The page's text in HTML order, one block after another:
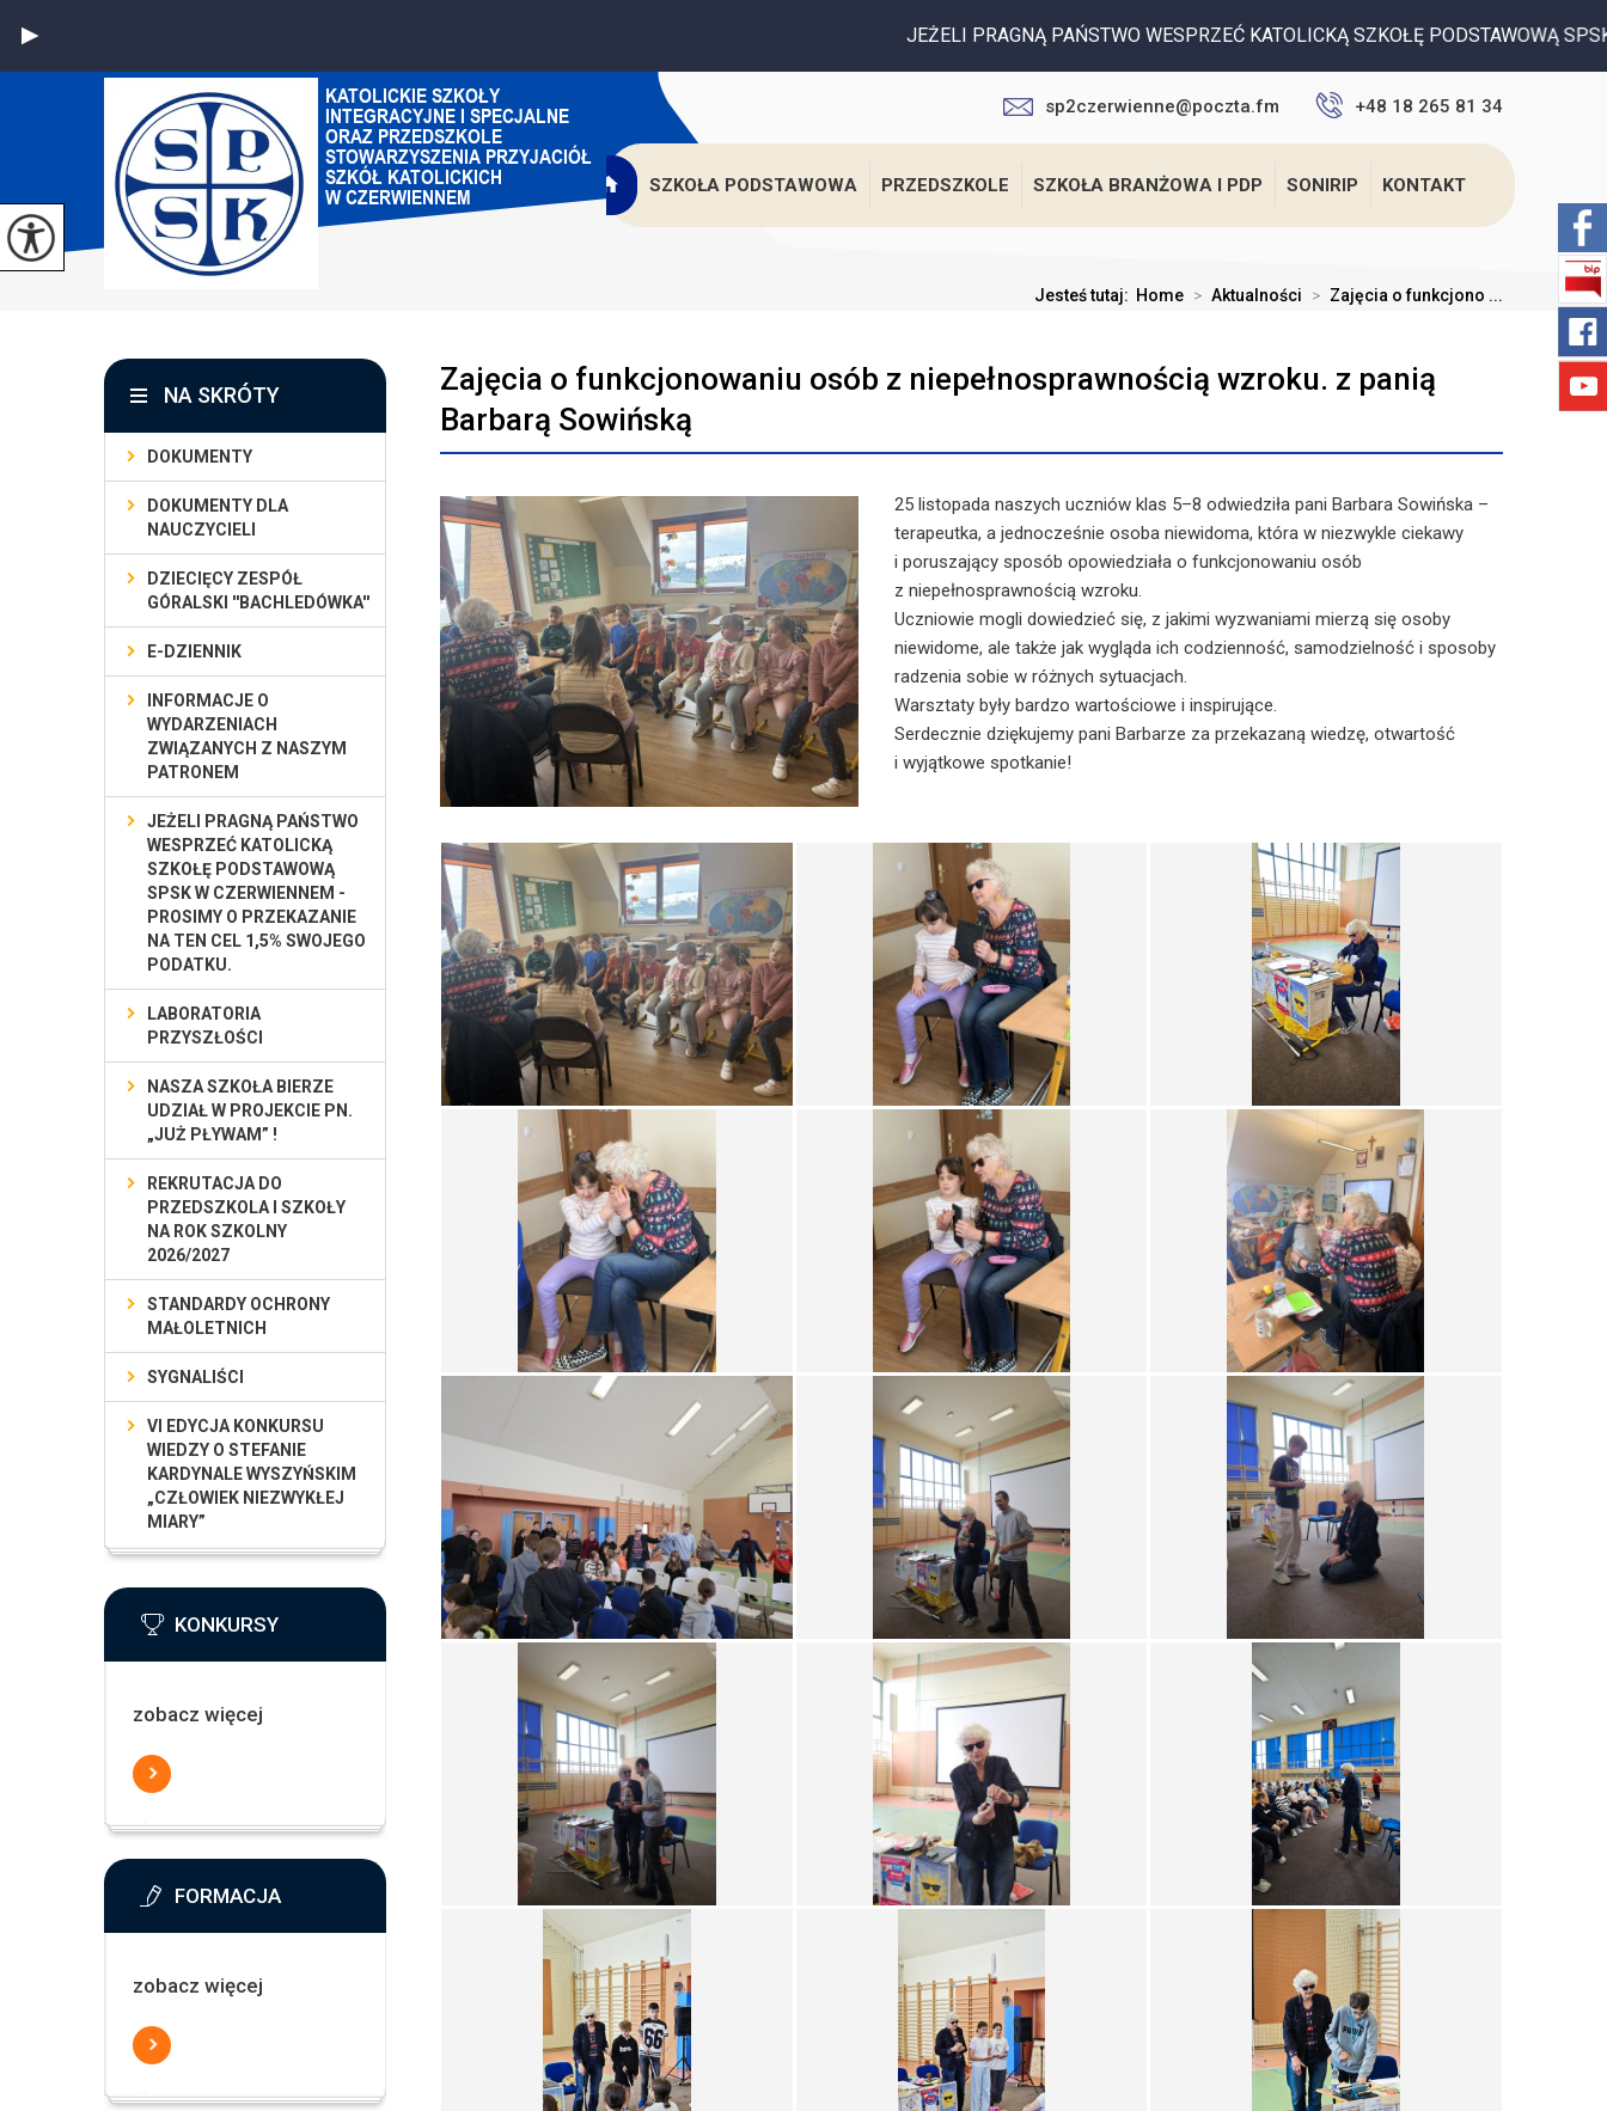
JEŻELI PRAGNĄ PAŃSTWO WESPRZEĆ KATOLICKĄ SZKOŁĘ PODSTAWOWĄ SPSK W
sp2czerwienne@poczta.fm +48 18 265 81 34
SZKOŁA PODSTAWOWA PRZEDSZKOLE SZKOŁA BRANŻOWA I PDP SONIRIP KONTAKT
Jesteś tutaj: Home > Aktualności > Zajęcia o funkcjono ...
Zajęcia o funkcjonowaniu osób z niepełnosprawnością wzroku. z panią
Barbarą Sowińską
25 listopada naszych uczniów klas 5–8 odwiedziła pani Barbara Sowińska –
terapeutka, a jednocześnie osoba niewidoma, która w niezwykle ciekawy
i poruszający sposób opowiedziała o funkcjonowaniu osób
z niepełnosprawnością wzroku.
Uczniowie mogli dowiedzieć się, z jakimi wyzwaniami mierzą się osoby
niewidome, ale także jak wygląda ich codzienność, samodzielność i sposoby
radzenia sobie w różnych sytuacjach.
Warsztaty były bardzo wartościowe i inspirujące.
Serdecznie dziękujemy pani Barbarze za przekazaną wiedzę, otwartość
i wyjątkowe spotkanie!
NA SKRÓTY
DOKUMENTY
DOKUMENTY DLA
NAUCZYCIELI
DZIECIĘCY ZESPÓŁ
GÓRALSKI ''BACHLEDÓWKA''
E-DZIENNIK
INFORMACJE O
WYDARZENIACH
ZWIĄZANYCH Z NASZYM
PATRONEM
JEŻELI PRAGNĄ PAŃSTWO
WESPRZEĆ KATOLICKĄ
SZKOŁĘ PODSTAWOWĄ
SPSK W CZERWIENNEM -
PROSIMY O PRZEKAZANIE
NA TEN CEL 1,5% SWOJEGO
PODATKU.
LABORATORIA
PRZYSZŁOŚCI
NASZA SZKOŁA BIERZE
UDZIAŁ W PROJEKCIE PN.
„JUŻ PŁYWAM” !
REKRUTACJA DO
PRZEDSZKOLA I SZKOŁY
NA ROK SZKOLNY
2026/2027
STANDARDY OCHRONY
MAŁOLETNICH
SYGNALIŚCI
VI EDYCJA KONKURSU
WIEDZY O STEFANIE
KARDYNALE WYSZYŃSKIM
„CZŁOWIEK NIEZWYKŁEJ
MIARY”
KONKURSY
zobacz więcej
FORMACJA
zobacz więcej